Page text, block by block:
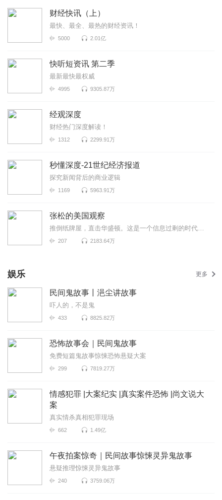
财经快讯（上）
最快、最全、最热的财经资讯！
5000 2.01亿
快听短资讯 第二季
最新最快最权威
4995 9305.87万
经观深度
财经热门深度解读！
1312 2299.91万
秒懂深度-21世纪经济报道
探究新闻背后的商业逻辑
1169 5963.91万
张松的美国观察
推倒纸牌屋，直击华盛顿。这是一个信息过剩的时代，也是一个真相迷离的时代。美国既是中国发展最重要的...
207 2183.64万
娱乐 更多
民间鬼故事丨浥尘讲故事
吓人的，不是鬼
433 8825.82万
恐怖故事会｜民间鬼故事
免费短篇鬼故事惊悚恐怖悬疑大案
299 7819.27万
情感犯罪 |大案纪实 |真实案件恐怖 |尚文说大
案
真实情杀真相犯罪现场
662 1.49亿
午夜拍案惊奇｜民间故事惊悚灵异鬼故事
悬疑推理惊悚灵异鬼故事
240 3759.06万